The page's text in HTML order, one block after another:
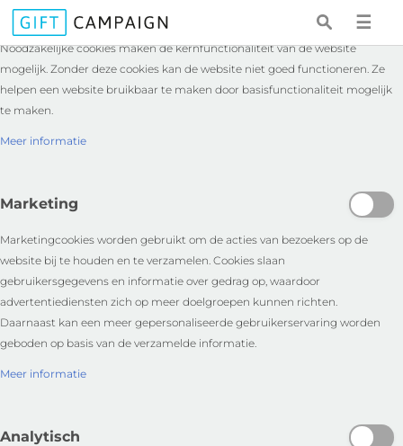
Essentieel
Noodzakelijke cookies maken de kernfunctionaliteit van de website
mogelijk. Zonder deze cookies kan de website niet goed functioneren. Ze
helpen een website bruikbaar te maken door basisfunctionaliteit mogelijk
te maken.
Meer informatie
Marketing
Marketingcookies worden gebruikt om de acties van bezoekers op de
website bij te houden en te verzamelen. Cookies slaan
gebruikersgegevens en informatie over gedrag op, waardoor
advertentiediensten zich op meer doelgroepen kunnen richten.
Daarnaast kan een meer gepersonaliseerde gebruikerservaring worden
geboden op basis van de verzamelde informatie.
Meer informatie
Analytisch
☰